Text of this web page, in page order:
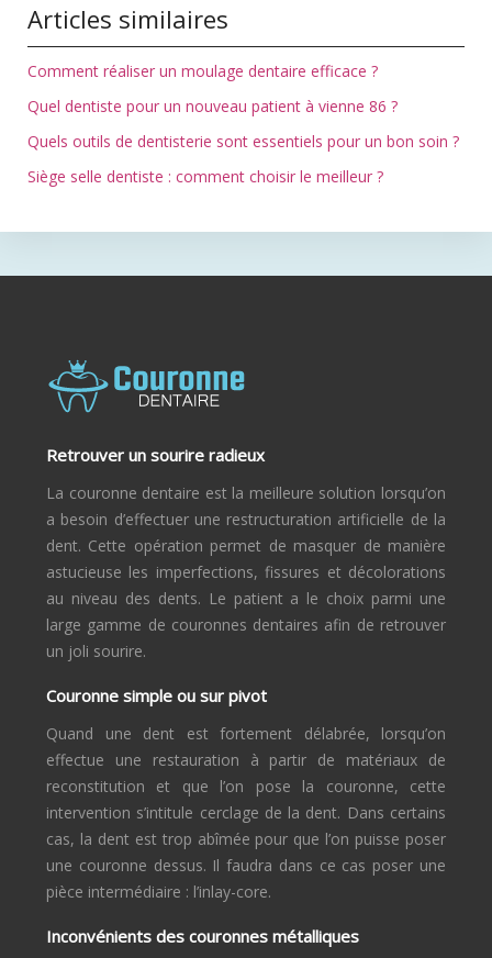
Articles similaires
Comment réaliser un moulage dentaire efficace ?
Quel dentiste pour un nouveau patient à vienne 86 ?
Quels outils de dentisterie sont essentiels pour un bon soin ?
Siège selle dentiste : comment choisir le meilleur ?
Retrouver un sourire radieux
La couronne dentaire est la meilleure solution lorsqu’on
a besoin d’effectuer une restructuration artificielle de la
dent. Cette opération permet de masquer de manière
astucieuse les imperfections, fissures et décolorations
au niveau des dents. Le patient a le choix parmi une
large gamme de couronnes dentaires afin de retrouver
un joli sourire.
Couronne simple ou sur pivot
Quand une dent est fortement délabrée, lorsqu’on
effectue une restauration à partir de matériaux de
reconstitution et que l’on pose la couronne, cette
intervention s’intitule cerclage de la dent. Dans certains
cas, la dent est trop abîmée pour que l’on puisse poser
une couronne dessus. Il faudra dans ce cas poser une
pièce intermédiaire : l’inlay-core.
Inconvénients des couronnes métalliques